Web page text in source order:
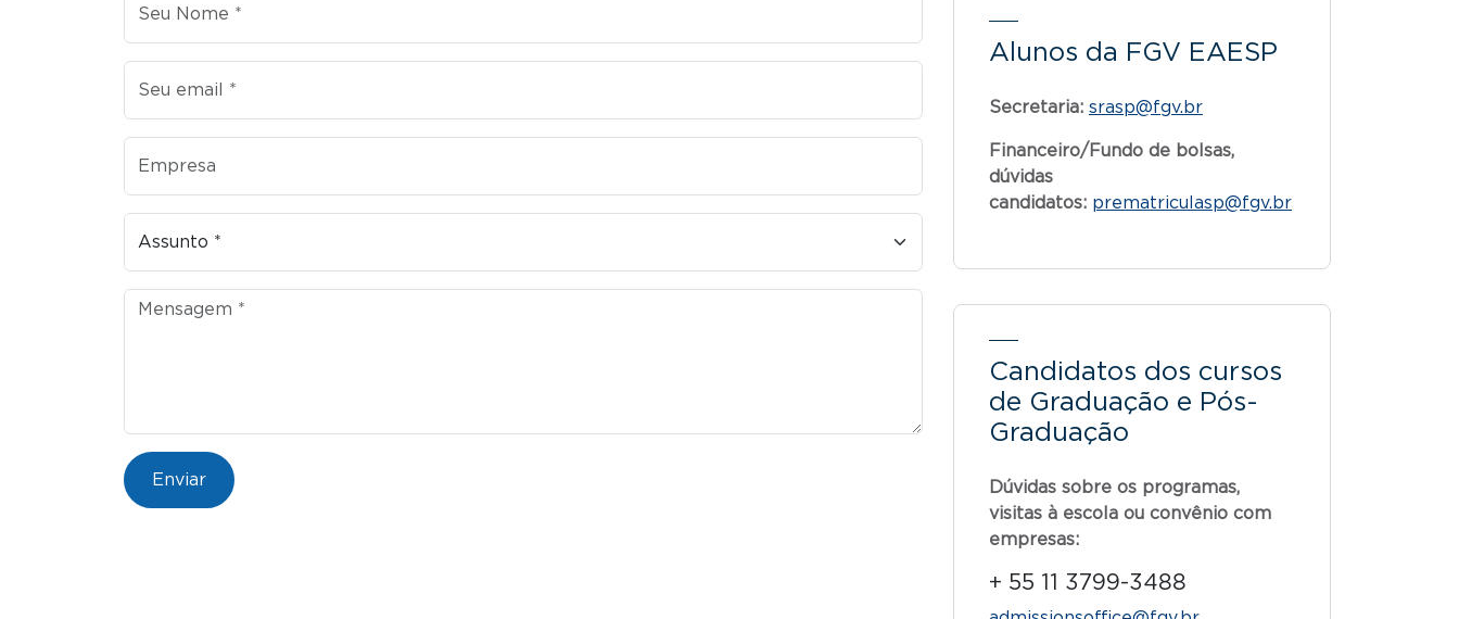
Mensagem
Alunos da FGV EAESP
Secretaria: srasp@fgv.br
Financeiro/Fundo de bolsas,
dúvidas
candidatos: prematriculasp@fgv.br
Candidatos dos cursos
de Graduação e Pós-
Graduação
Dúvidas sobre os programas,
visitas à escola ou convênio com
empresas:
+ 55 11 3799-3488